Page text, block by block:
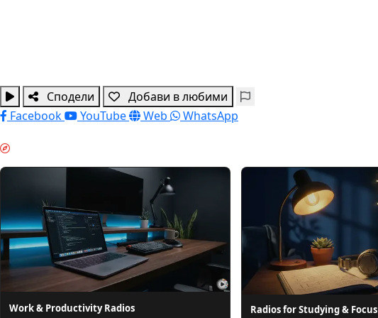
Сподели
Добави в любими
Facebook
YouTube Web WhatsApp
Work & Productivity Radios Radios for Studying & Focus